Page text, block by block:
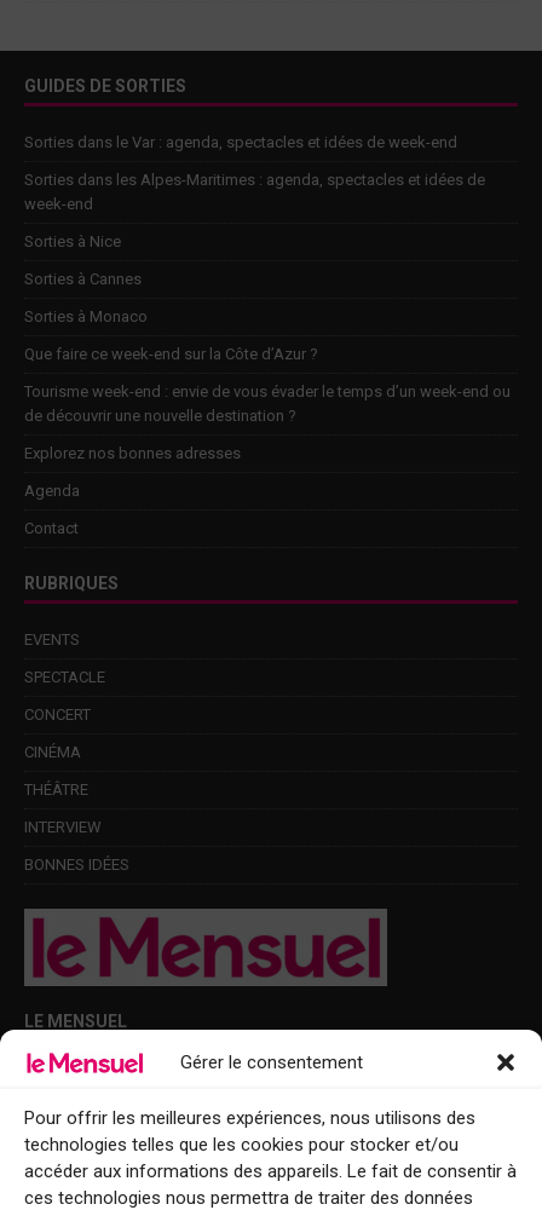
Gérer le consentement
Pour offrir les meilleures expériences, nous utilisons des
technologies telles que les cookies pour stocker et/ou
accéder aux informations des appareils. Le fait de consentir à
ces technologies nous permettra de traiter des données
GUIDES DE SORTIES
Sorties dans le Var : agenda, spectacles et idées de week-end
Sorties dans les Alpes-Maritimes : agenda, spectacles et idées de
week-end
Sorties à Nice
Sorties à Cannes
Sorties à Monaco
Que faire ce week-end sur la Côte d’Azur ?
Tourisme week-end : envie de vous évader le temps d’un week-end ou
de découvrir une nouvelle destination ?
Explorez nos bonnes adresses
Agenda
Contact
RUBRIQUES
EVENTS
SPECTACLE
CONCERT
CINÉMA
THÉÂTRE
INTERVIEW
BONNES IDÉES
LE MENSUEL
Points de diffusion Var et Alpes-Maritimes : oû trouver Le Mensuel ?
Le Mensuel en PDF : consultez le magazine en ligne
Qui sommes-nous ?
BFM Top Sorties